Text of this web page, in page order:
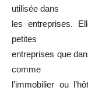
utilisée dans
les entreprises.
petites
entreprises que
comme
l’immobilier ou